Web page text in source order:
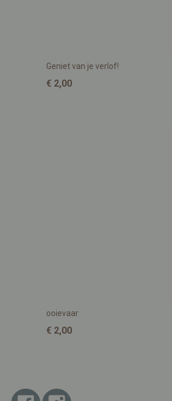
Geniet van je verlof!
€ 2,00
ooievaar
€ 2,00